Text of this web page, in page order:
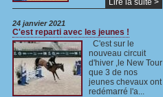
Lire la suite >
24 janvier 2021
C'est reparti avec les jeunes !
C'est sur le
nouveau circuit
d'hiver ,le New Tour
que 3 de nos
jeunes chevaux ont
redémarré l'a...